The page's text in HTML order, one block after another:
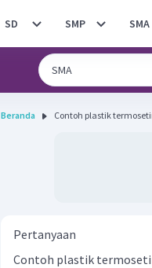
SD SMP SMA
Beranda Contoh plastik
Pertanyaan
Contoh plastik